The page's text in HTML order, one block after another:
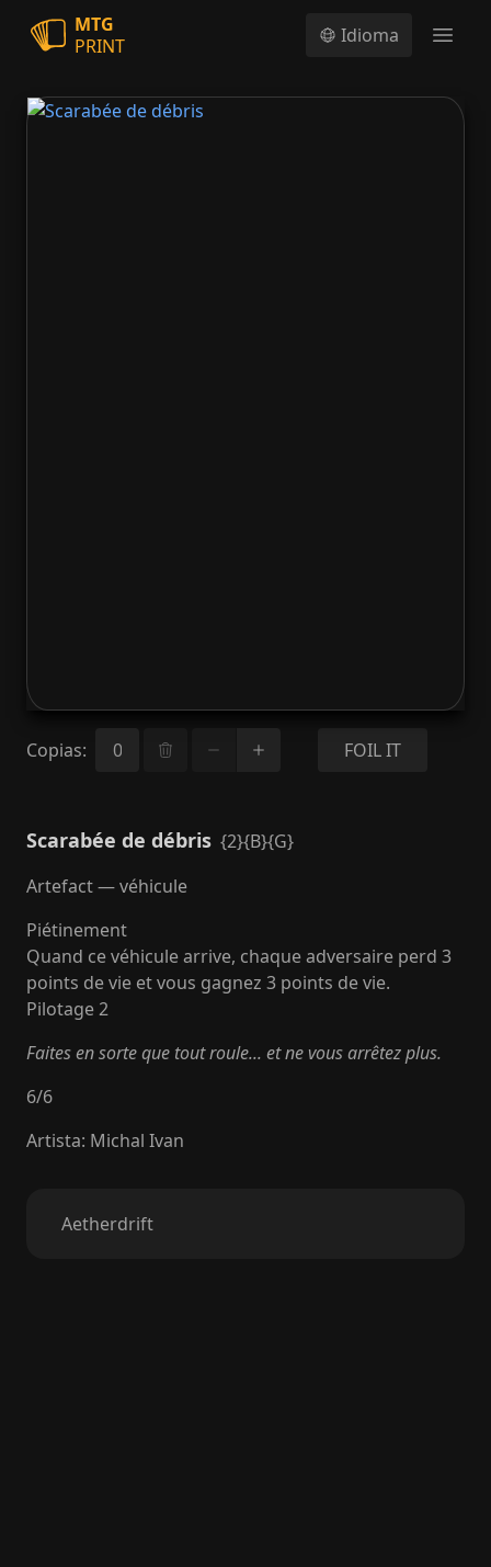
MTG
PRINT
Idioma
Copias: FOIL IT
Scarabée de débris {2}{B}{G}
Artefact — véhicule
Piétinement
Quand ce véhicule arrive, chaque adversaire perd 3
points de vie et vous gagnez 3 points de vie.
Pilotage 2
Faites en sorte que tout roule... et ne vous arrêtez plus.
6/6
Artista: Michal Ivan
Aetherdrift